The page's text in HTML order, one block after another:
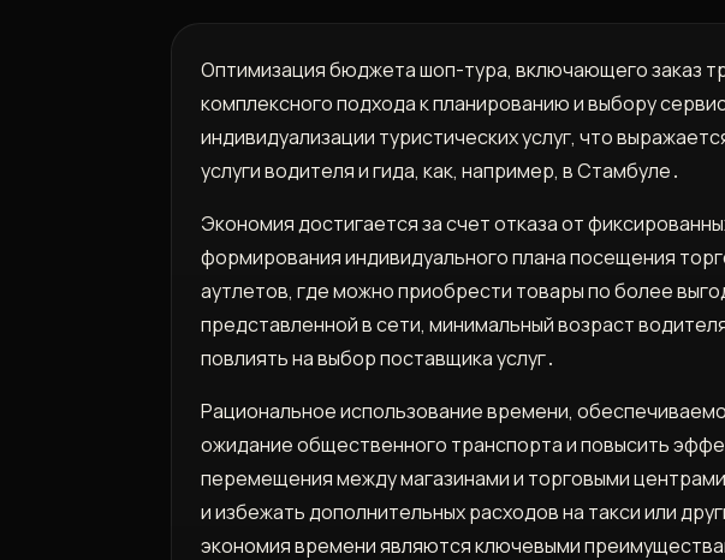
Оптимизация бюджета шоп-тура, включающего заказ
комплексного подхода к планированию и выбору
индивидуализации туристических услуг, что
услуги водителя и гида, как, например, в Стамбуле․
Экономия достигается за счет отказа от
формирования индивидуального плана посещения
аутлетов, где можно приобрести товары по более
представленной в сети, минимальный возраст
повлиять на выбор поставщика услуг․
Рациональное использование времени,
ожидание общественного транспорта и повысить
перемещения между магазинами и торговыми
и избежать дополнительных расходов на такси или
экономия времени являются ключевыми